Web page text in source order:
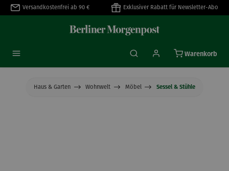
springen
Versandkostenfrei ab 90 € Exklusiver Rabatt für Newsletter-Abo
Warenkorb
Haus & Garten Wohnwelt Möbel Sessel & Stühle